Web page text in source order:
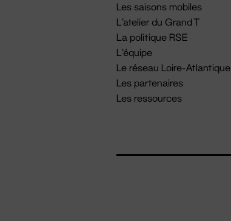
Les saisons mobiles
L'atelier du Grand T
La politique RSE
L'équipe
Le réseau Loire-Atlantique
Les partenaires
Les ressources